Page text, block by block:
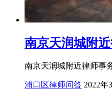
南京天润城附
南京天润城附近律师事
浦口区律师问答 2022年